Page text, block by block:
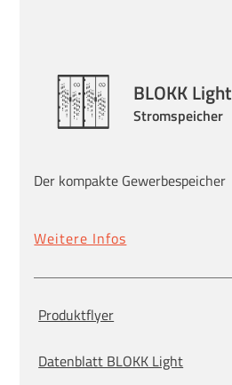
BLOKK Light
Stromspeicher
Der kompakte Gewerbespeicher
Weitere Infos
Produktflyer
Datenblatt BLOKK Light